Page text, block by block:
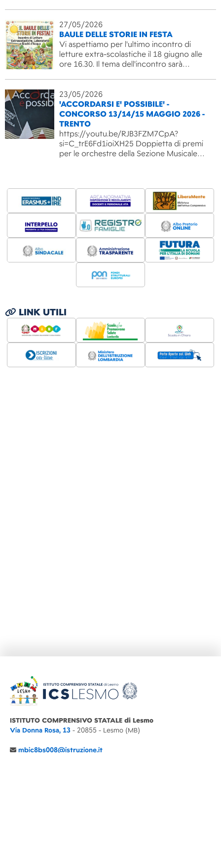
27/05/2026
BAULE DELLE STORIE IN FESTA
Vi aspettiamo per l'ultimo incontro di
letture extra-scolastiche il 18 giugno alle
ore 16.30. Il tema dell'incontro sarà…
23/05/2026
'ACCORDARSI E' POSSIBILE' -
CONCORSO 13/14/15 MAGGIO 2026 -
TRENTO
https://youtu.be/RJB3FZM7CpA?
si=C_trE6Fd1ioiXH25 Doppietta di premi
per le orchestre della Sezione Musicale…
LINK UTILI
ISTITUTO COMPRENSIVO STATALE di Lesmo
Via Donna Rosa, 13 - 20855 - Lesmo (MB)
mbic8bs008@istruzione.it